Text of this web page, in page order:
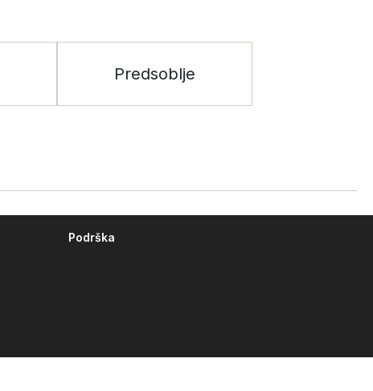
Predsoblje
Podrška